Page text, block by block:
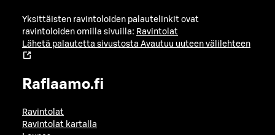
Yksittäisten ravintoloiden palautelinkit ovat
ravintoloiden omilla sivuilla: Ravintolat
Lähetä palautetta sivustosta Avautuu uuteen välilehteen
Raflaamo.fi
Ravintolat
Ravintolat kartalla